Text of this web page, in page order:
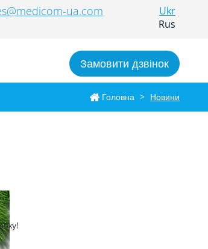
ua.com
Ukr
Rus
Замовити дзвінок
Головна > Новини